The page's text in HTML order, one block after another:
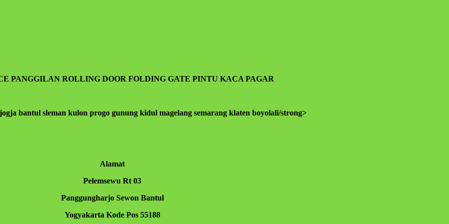
ilmu,hikmah,kesehatan,silaturahmi,kekuatan iman dan lain-lain. Insyaallah semua jadi ibadah
PANGGILAN ROLLING DOOR FOLDING GATE PINTU KACA PAGAR
bantul sleman kulon progo gunung kidul magelang semarang klaten boyolali/strong>
Alamat
Pelemsewu Rt 03
Panggungharjo Sewon Bantul
Yogyakarta Kode Pos 55188